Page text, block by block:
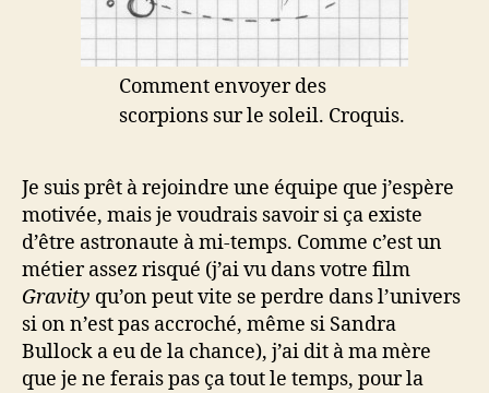
Comment envoyer des
scorpions sur le soleil. Croquis.
Je suis prêt à rejoindre une équipe que j’espère
motivée, mais je voudrais savoir si ça existe
d’être astronaute à mi-temps. Comme c’est un
métier assez risqué (j’ai vu dans votre film
Gravity qu’on peut vite se perdre dans l’univers
si on n’est pas accroché, même si Sandra
Bullock a eu de la chance), j’ai dit à ma mère
que je ne ferais pas ça tout le temps, pour la